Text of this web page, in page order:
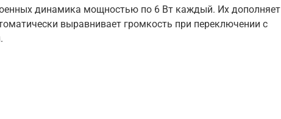
динамика мощностью по 6 Вт каждый. Их дополняет
выравнивает громкость при переключении с